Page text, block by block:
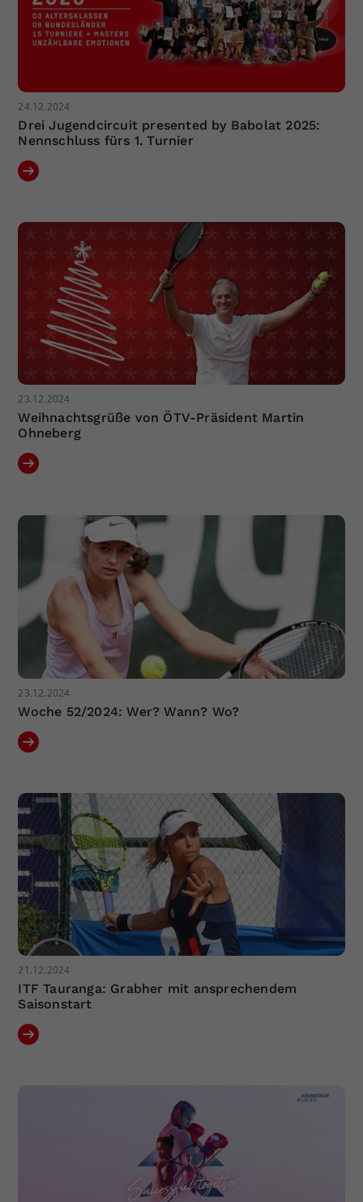
24.12.2024
Drei Jugendcircuit presented by Babolat 2025:
Nennschluss fürs 1. Turnier
23.12.2024
Weihnachtsgrüße von ÖTV-Präsident Martin
Ohneberg
23.12.2024
Woche 52/2024: Wer? Wann? Wo?
21.12.2024
ITF Tauranga: Grabher mit ansprechendem
Saisonstart